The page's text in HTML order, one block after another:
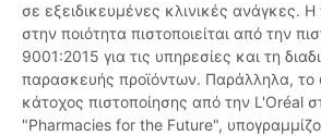
σε εξειδικευμένες κλινικές ανάγκες.
στην ποιότητα πιστοποιείται από την
9001:2015 για τις υπηρεσίες και τη
παρασκευής προϊόντων. Παράλληλα, το
κάτοχος πιστοποίησης από την L'Oréal
"Pharmacies for the Future",